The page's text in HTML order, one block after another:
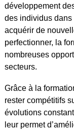
développement
des individus dans
acquérir de
perfectionner, la
nombreuses
secteurs.
Grâce à la
rester compétitifs
évolutions
leur permet